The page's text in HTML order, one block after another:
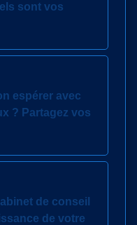
sont vos
espérer avec
? Partagez vos
de conseil
de votre